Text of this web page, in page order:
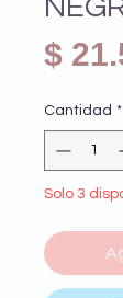
$
Cantidad *
Solo 3